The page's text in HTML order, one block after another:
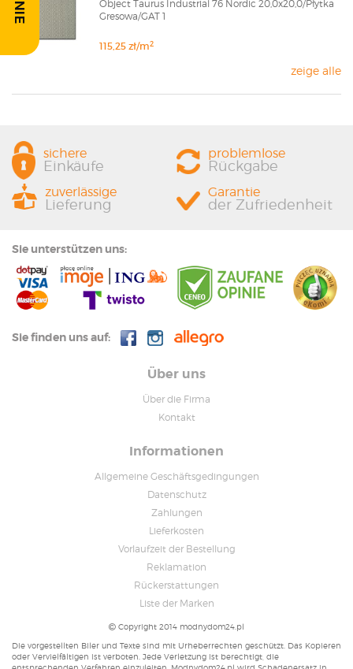
Object Taurus Industrial 76 Nordic 20,0x20,0/Płytka
Gresowa/GAT 1
115,25 zł/m2
zeige alle
sichere
Einkäufe
problemlose
Rückgabe
zuverlässige
Lieferung
Garantie
der Zufriedenheit
Sie unterstützen uns:
Sie finden uns auf:
Über uns
Über die Firma
Kontakt
Informationen
Allgemeine Geschäftsgedingungen
Datenschutz
Zahlungen
Lieferkosten
Vorlaufzeit der Bestellung
Reklamation
Rückerstattungen
Liste der Marken
Copyright 2014 modnydom24.pl
Die vorgestellten Biler und Texte sind mit Urheberrechten geschützt. Das Kopieren
oder Vervielfältigen ist verboten. Jede Verletzung ist berechtigt, die